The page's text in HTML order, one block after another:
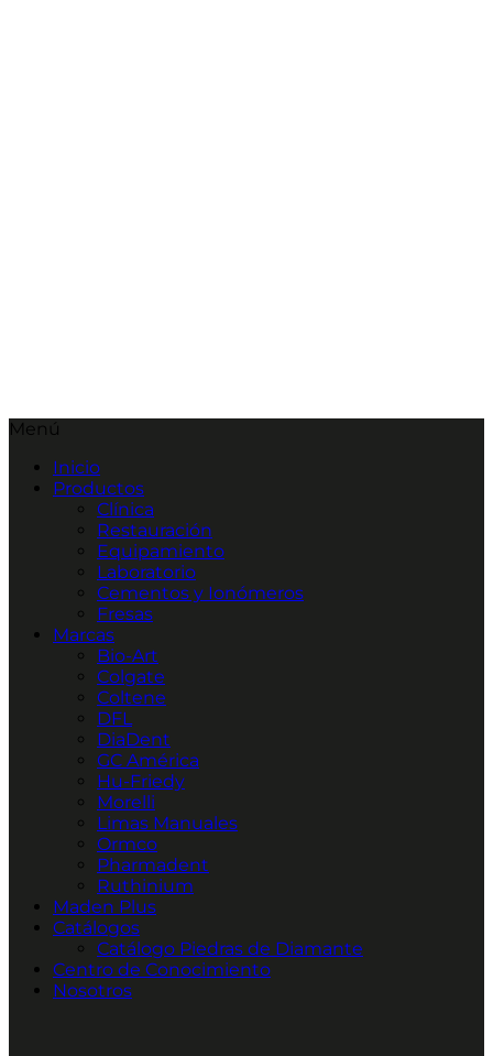
Menú
Inicio
Productos
Clínica
Restauración
Equipamiento
Laboratorio
Cementos y Ionómeros
Fresas
Marcas
Bio-Art
Colgate
Coltene
DFL
DiaDent
GC América
Hu-Friedy
Morelli
Limas Manuales
Ormco
Pharmadent
Ruthinium
Maden Plus
Catálogos
Catálogo Piedras de Diamante
Centro de Conocimiento
Nosotros